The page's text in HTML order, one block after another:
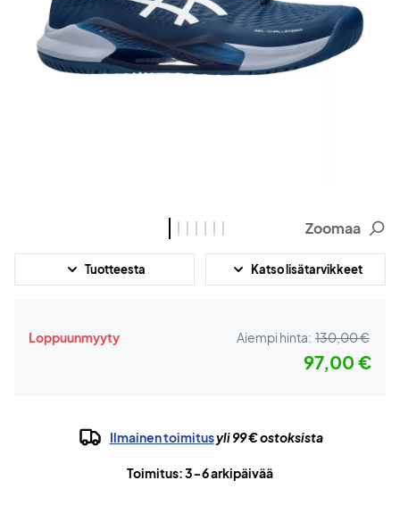
Zoomaa
Tuotteesta Katso lisätarvikkeet
Loppuunmyyty Aiempi hinta: 130,00 €
97,00 €
Ilmainen toimitusyli 99 € ostoksista
Toimitus: 3-6 arkipäivää